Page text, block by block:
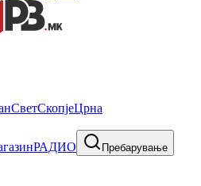
СветСкопјеЦрна
РАДИО Пребарување